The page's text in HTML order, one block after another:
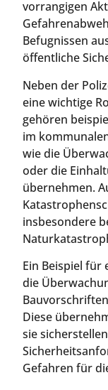
vorrangigen
Befugnissen
öffentliche
Neben der
eine wichtige
gehören
im
wie die
oder die
übernehmen.
insbesondere
Ein Beispiel für
die
Diese
sie
Gefahren für